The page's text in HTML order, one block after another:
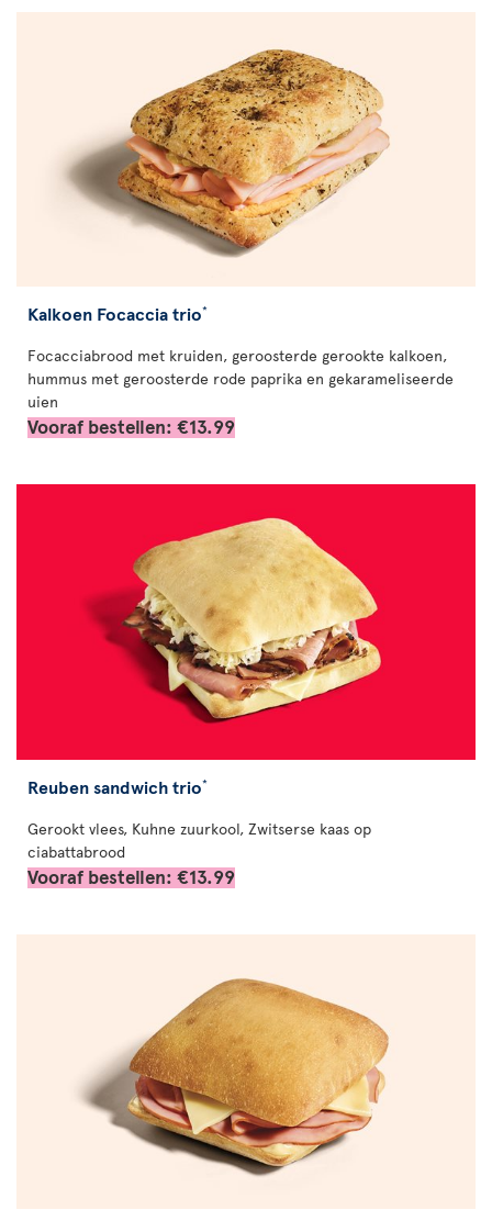
Kalkoen Focaccia trio*
Focacciabrood met kruiden, geroosterde gerookte kalkoen,
hummus met geroosterde rode paprika en gekarameliseerde
uien
Vooraf bestellen: €13.99
Reuben sandwich trio*
Gerookt vlees, Kuhne zuurkool, Zwitserse kaas op
ciabattabrood
Vooraf bestellen: €13.99